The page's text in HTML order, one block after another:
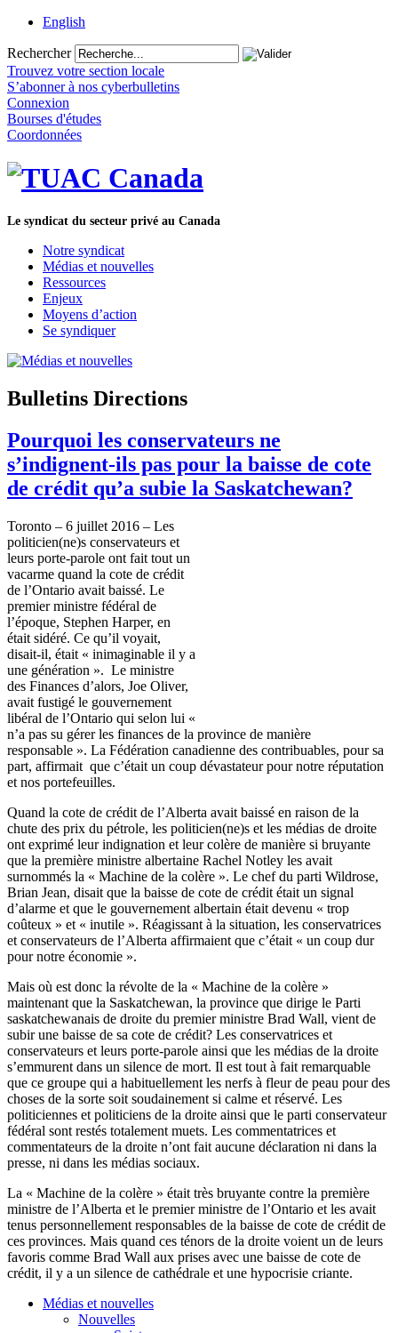
English
Rechercher
Trouvez votre section locale
S’abonner à nos cyberbulletins
Connexion
Bourses d'études
Coordonnées
Le syndicat du secteur privé au Canada
Notre syndicat
Médias et nouvelles
Ressources
Enjeux
Moyens d’action
Se syndiquer
Bulletins Directions
Pourquoi les conservateurs ne
s’indignent-ils pas pour la baisse de cote
de crédit qu’a subie la Saskatchewan?
Toronto – 6 juillet 2016 – Les
politicien(ne)s conservateurs et
leurs porte-parole ont fait tout un
vacarme quand la cote de crédit
de l’Ontario avait baissé. Le
premier ministre fédéral de
l’époque, Stephen Harper, en
était sidéré. Ce qu’il voyait,
disait-il, était « inimaginable il y a
une génération ». Le ministre
des Finances d’alors, Joe Oliver,
avait fustigé le gouvernement
libéral de l’Ontario qui selon lui «
n’a pas su gérer les finances de la province de manière
responsable ». La Fédération canadienne des contribuables, pour sa
part, affirmait que c’était un coup dévastateur pour notre réputation
et nos portefeuilles.
Quand la cote de crédit de l’Alberta avait baissé en raison de la
chute des prix du pétrole, les politicien(ne)s et les médias de droite
ont exprimé leur indignation et leur colère de manière si bruyante
que la première ministre albertaine Rachel Notley les avait
surnommés la « Machine de la colère ». Le chef du parti Wildrose,
Brian Jean, disait que la baisse de cote de crédit était un signal
d’alarme et que le gouvernement albertain était devenu « trop
coûteux » et « inutile ». Réagissant à la situation, les conservatrices
et conservateurs de l’Alberta affirmaient que c’était « un coup dur
pour notre économie ».
Mais où est donc la révolte de la « Machine de la colère »
maintenant que la Saskatchewan, la province que dirige le Parti
saskatchewanais de droite du premier ministre Brad Wall, vient de
subir une baisse de sa cote de crédit? Les conservatrices et
conservateurs et leurs porte-parole ainsi que les médias de la droite
s’emmurent dans un silence de mort. Il est tout à fait remarquable
que ce groupe qui a habituellement les nerfs à fleur de peau pour des
choses de la sorte soit soudainement si calme et réservé. Les
politiciennes et politiciens de la droite ainsi que le parti conservateur
fédéral sont restés totalement muets. Les commentatrices et
commentateurs de la droite n’ont fait aucune déclaration ni dans la
presse, ni dans les médias sociaux.
La « Machine de la colère » était très bruyante contre la première
ministre de l’Alberta et le premier ministre de l’Ontario et les avait
tenus personnellement responsables de la baisse de cote de crédit de
ces provinces. Mais quand ces ténors de la droite voient un de leurs
favoris comme Brad Wall aux prises avec une baisse de cote de
crédit, il y a un silence de cathédrale et une hypocrisie criante.
Médias et nouvelles
Nouvelles